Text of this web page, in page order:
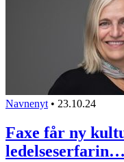
Navnenyt • 23.10.24
Faxe får ny
ledelseserfarin…